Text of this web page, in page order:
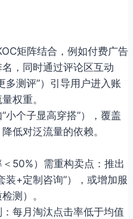
矩阵结合，例如付费广告
，同时通过评论区互动
多测评”）引导用户进入账
权重。
小个子显高穿搭”），覆盖
低对泛流量的依赖。
50%）需重构卖点：推出
装+定制咨询”），或增加服
测）。
每月淘汰点击率低于均值